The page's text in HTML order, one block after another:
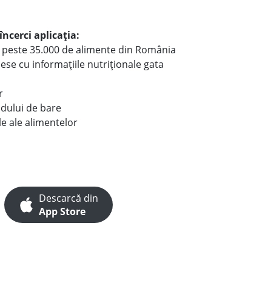
aplicația:
35.000 de alimente din România
cu informațiile nutriționale gata
de bare
ale alimentelor
Descarcă din
App Store